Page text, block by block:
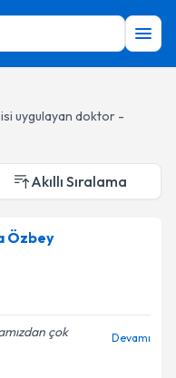
uygulayan doktor -
Akıllı Sıralama
Özbey
çok
Devamı